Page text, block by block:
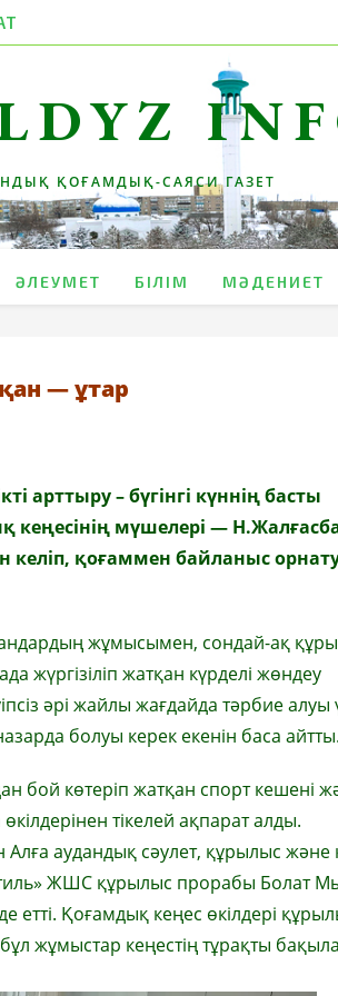
ҚОҒАМДЫҚ-САЯСИ ГАЗЕТ
ӘЛЕУМЕТ БІЛІМ МӘДЕНИЕТ
— ұтар
арттыру – бүгінгі күннің басты
мүшелері —
келіп, қоғаммен байланыс
жұмысымен, сондай-ақ
жүргізіліп жатқан күрделі жөндеу
әрі жайлы жағдайда тәрбие алуы
болуы керек екенін баса айтты.
бой көтеріп жатқан спорт кешені
тікелей ақпарат алды.
аудандық сәулет, құрылыс және
ЖШС құрылыс прорабы Болат
Қоғамдық кеңес өкілдері
жұмыстар кеңестің тұрақты